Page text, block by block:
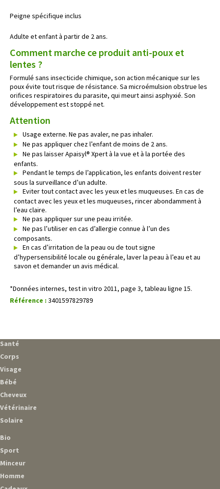
Peigne spécifique inclus
Adulte et enfant à partir de 2 ans.
Comment marche ce produit anti-poux et
lentes ?
Formulé sans insecticide chimique, son action mécanique sur les
poux évite tout risque de résistance. Sa microémulsion obstrue les
orifices respiratoires du parasite, qui meurt ainsi asphyxié. Son
développement est stoppé net.
Attention
Usage externe. Ne pas avaler, ne pas inhaler.
Ne pas appliquer chez l’enfant de moins de 2 ans.
Ne pas laisser Apaisyl® Xpert à la vue et à la portée des
enfants.
Pendant le temps de l’application, les enfants doivent rester
sous la surveillance d’un adulte.
Eviter tout contact avec les yeux et les muqueuses. En cas de
contact avec les yeux et les muqueuses, rincer abondamment à
l’eau claire.
Ne pas appliquer sur une peau irritée.
Ne pas l’utiliser en cas d’allergie connue à l’un des
composants.
En cas d’irritation de la peau ou de tout signe
d’hypersensibilité locale ou générale, laver la peau à l’eau et au
savon et demander un avis médical.
*Données internes, test in vitro 2011, page 3, tableau ligne 15.
Référence : 3401597829789
Santé
Corps
Visage
Bébé
Cheveux
Vétérinaire
Solaire
Bio
Sport
Minceur
Homme